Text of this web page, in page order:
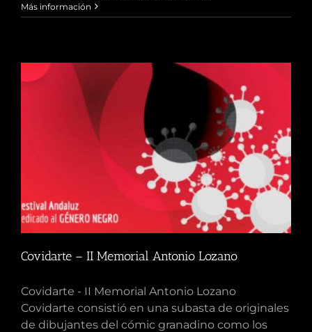
Más información
Covidarte – II Memorial Antonio Lozano
Covidarte - II Memorial Antonio Lozano
Covidarte consistió en una subasta de originales
de dibujantes del cómic granadino como los